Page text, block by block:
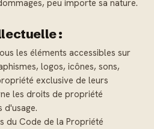
peu importe sa nature.
:
les éléments accessibles sur
logos, icônes, sons,
exclusive de leurs
les droits de propriété
d'usage.
du Code de la Propriété